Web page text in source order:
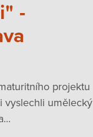
-
projektu
vyslechli umělecký